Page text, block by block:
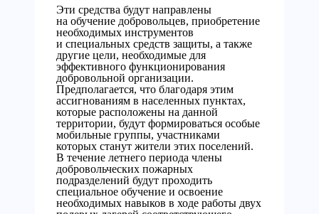
Эти средства будут направлены
на обучение добровольцев, приобретение
необходимых инструментов
и специальных средств защиты, а также
другие цели, необходимые для
эффективного функционирования
добровольной организации.
Предполагается, что благодаря этим
ассигнованиям в населенных пунктах,
которые расположены на данной
территории, будут формироваться особые
мобильные группы, участниками
которых станут жители этих поселений.
В течение летнего периода члены
добровольческих пожарных
подразделений будут проходить
специальное обучение и освоение
необходимых навыков в ходе работы двух